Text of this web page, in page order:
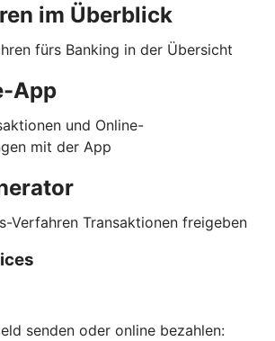
im Überblick
fürs Banking in der Übersicht
App
und Online-
mit der App
Verfahren Transaktionen freigeben
senden oder online bezahlen: